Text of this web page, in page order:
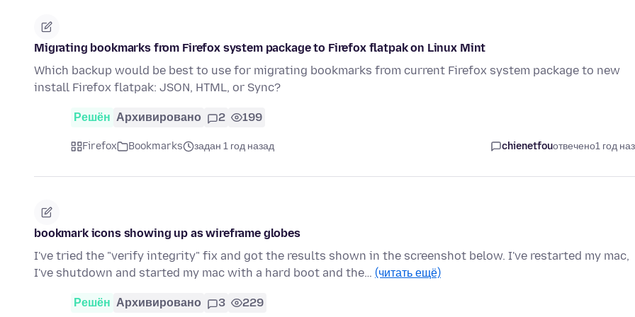
Migrating bookmarks from Firefox system package to Firefox flatpak on Linux Mint
Which backup would be best to use for migrating bookmarks from current Firefox system package to new
install Firefox flatpak: JSON, HTML, or Sync?
Решён Архивировано 2 199
Firefox Bookmarks задан 1 год назад chienetfouотвечено1 год
bookmark icons showing up as wireframe globes
I've tried the "verify integrity" fix and got the results shown in the screenshot below. I've restarted my mac,
I've shutdown and started my mac with a hard boot and the… (читать ещё)
Решён Архивировано 3 229